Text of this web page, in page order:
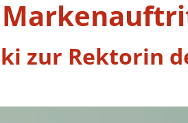
zur Rektorin